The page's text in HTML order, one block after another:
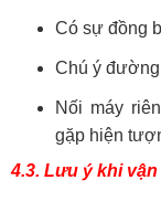
Có sự đồng
Chú ý
Nối máy
gặp hiện
4.3. Lưu ý khi